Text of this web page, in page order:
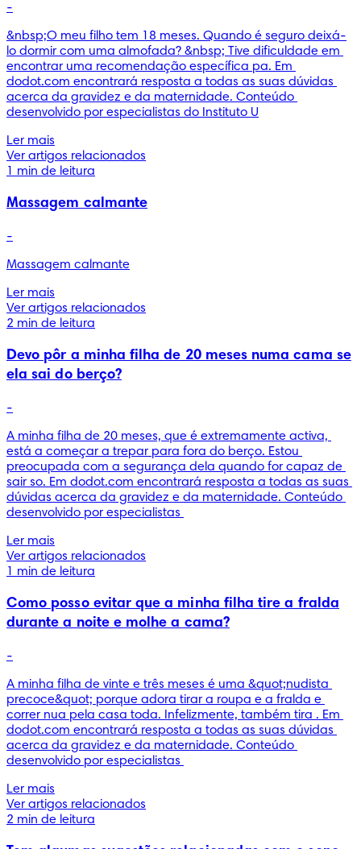
-
&nbsp;O meu filho tem 18 meses. Quando é seguro deixá-
lo dormir com uma almofada? &nbsp; Tive dificuldade em
encontrar uma recomendação específica pa. Em
dodot.com encontrará resposta a todas as suas dúvidas
acerca da gravidez e da maternidade. Conteúdo
desenvolvido por especialistas do Instituto U
Ler mais
Ver artigos relacionados
1 min de leitura
Massagem calmante
-
Ler mais
Ver artigos relacionados
2 min de leitura
Devo pôr a minha filha de 20 meses numa cama se
ela sai do berço?
-
A minha filha de 20 meses, que é extremamente activa,
está a começar a trepar para fora do berço. Estou
preocupada com a segurança dela quando for capaz de
sair so. Em dodot.com encontrará resposta a todas as suas
dúvidas acerca da gravidez e da maternidade. Conteúdo
desenvolvido por especialistas
Ler mais
Ver artigos relacionados
1 min de leitura
Como posso evitar que a minha filha tire a fralda
durante a noite e molhe a cama?
-
A minha filha de vinte e três meses é uma &quot;nudista
precoce&quot; porque adora tirar a roupa e a fralda e
correr nua pela casa toda. Infelizmente, também tira . Em
dodot.com encontrará resposta a todas as suas dúvidas
acerca da gravidez e da maternidade. Conteúdo
desenvolvido por especialistas
Ler mais
Ver artigos relacionados
2 min de leitura